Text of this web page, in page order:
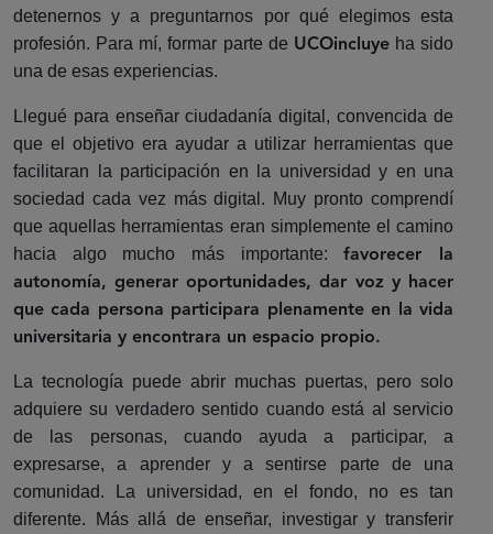
detenernos y a preguntarnos por qué elegimos esta
profesión. Para mí, formar parte de UCOincluyeha sido
una de esas experiencias.
Llegué para enseñar ciudadanía digital, convencida de
que el objetivo era ayudar a utilizar herramientas que
facilitaran la participación en la universidad y en una
sociedad cada vez más digital. Muy pronto comprendí
que aquellas herramientas eran simplemente el camino
hacia algo mucho más importante:favorecer la
autonomía, generar oportunidades, dar voz y hacer
que cada persona participara plenamente en la vida
universitaria y encontrara un espacio propio.
La tecnología puede abrir muchas puertas, pero solo
adquiere su verdadero sentido cuando está al servicio
de las personas, cuando ayuda a participar, a
expresarse, a aprender y a sentirse parte de una
comunidad. La universidad, en el fondo, no es tan
diferente. Más allá de enseñar, investigar y transferir